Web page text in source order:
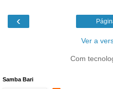
‹
Ver a
Com
Samba Bari